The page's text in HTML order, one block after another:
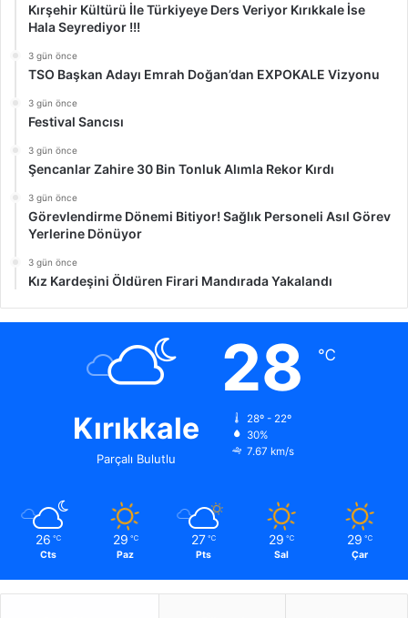
Kırşehir Kültürü İle Türkiyeye Ders Veriyor Kırıkkale İse
Hala Seyrediyor !!!
3 gün önce
TSO Başkan Adayı Emrah Doğan’dan EXPOKALE Vizyonu
3 gün önce
Festival Sancısı
3 gün önce
Şencanlar Zahire 30 Bin Tonluk Alımla Rekor Kırdı
3 gün önce
Görevlendirme Dönemi Bitiyor! Sağlık Personeli Asıl Görev
Yerlerine Dönüyor
3 gün önce
Kız Kardeşini Öldüren Firari Mandırada Yakalandı
Kırıkkale
Parçalı Bulutlu
28 ℃
28º - 22º
30%
7.67 km/s
26 ℃
Cts
29 ℃
Paz
27 ℃
Pts
29 ℃
Sal
29 ℃
Çar